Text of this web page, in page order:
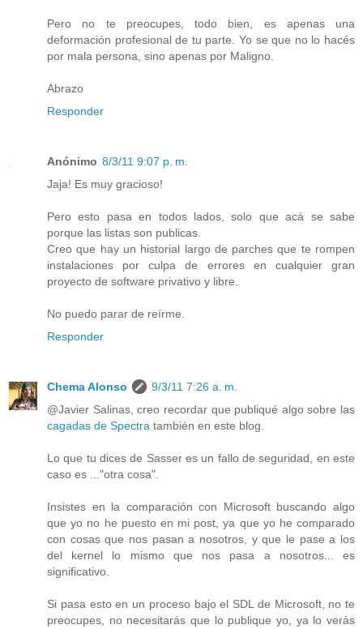
Pero no te preocupes, todo bien, es apenas una
deformación profesional de tu parte. Yo se que no lo hacés
por mala persona, sino apenas por Maligno.
Abrazo
Responder
Anónimo 8/3/11 9:07 p. m.
Jaja! Es muy gracioso!
Pero esto pasa en todos lados, solo que acá se sabe
porque las listas son publicas.
Creo que hay un historial largo de parches que te rompen
instalaciones por culpa de errores en cualquier gran
proyecto de software privativo y libre.
No puedo parar de reírme.
Responder
Chema Alonso
9/3/11 7:26 a. m.
@Javier Salinas, creo recordar que publiqué algo sobre las
cagadas de Spectra también en este blog.
Lo que tu dices de Sasser es un fallo de seguridad, en este
caso es ..."otra cosa".
Insistes en la comparación con Microsoft buscando algo
que yo no he puesto en mi post, ya que yo he comparado
con cosas que nos pasan a nosotros, y que le pase a los
del kernel lo mismo que nos pasa a nosotros... es
significativo.
Si pasa esto en un proceso bajo el SDL de Microsoft, no te
preocupes, no necesitarás que lo publique yo, ya lo verás